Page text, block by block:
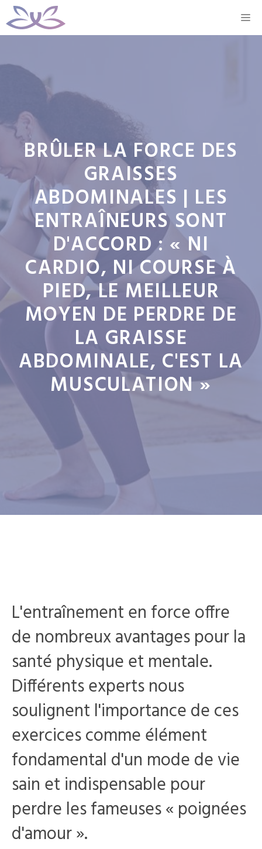
Aller
au
BRÛLER LA FORCE DES
GRAISSES
ABDOMINALES | LES
ENTRAÎNEURS SONT
D'ACCORD : « NI
CARDIO, NI COURSE À
PIED, LE MEILLEUR
MOYEN DE PERDRE DE
LA GRAISSE
ABDOMINALE, C'EST LA
MUSCULATION »
L'entraînement en force offre
de nombreux avantages pour la
santé physique et mentale.
Différents experts nous
soulignent l'importance de ces
exercices comme élément
fondamental d'un mode de vie
sain et indispensable pour
perdre les fameuses « poignées
d'amour ».